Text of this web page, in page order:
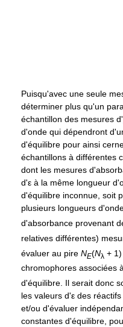
Puisqu'avec une seule
déterminer plus qu'un
échantillon des mesures d'
d'onde qui dépendront
d'équilibre pour ainsi
échantillons à différentes
dont les mesures
d'ε à la même longueur
d'équilibre inconnue, soit
plusieurs longueurs
d'absorbance provenant
relatives différentes)
évaluer au pire NE(Nλ + 1)
chromophores associées
d'équilibre. Il serait donc
les valeurs d'ε des
et/ou d'évaluer
constantes d'équilibre,